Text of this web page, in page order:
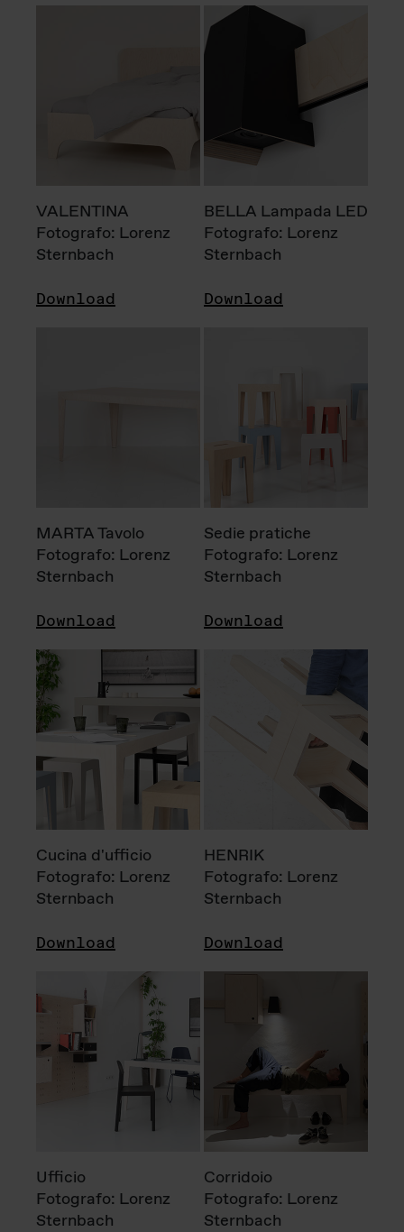
VALENTINA
Fotografo: Lorenz
Sternbach
Download
BELLA Lampada LED
Fotografo: Lorenz
Sternbach
Download
MARTA Tavolo
Fotografo: Lorenz
Sternbach
Download
Sedie pratiche
Fotografo: Lorenz
Sternbach
Download
Cucina d'ufficio
Fotografo: Lorenz
Sternbach
Download
HENRIK
Fotografo: Lorenz
Sternbach
Download
Ufficio
Fotografo: Lorenz
Sternbach
Corridoio
Fotografo: Lorenz
Sternbach